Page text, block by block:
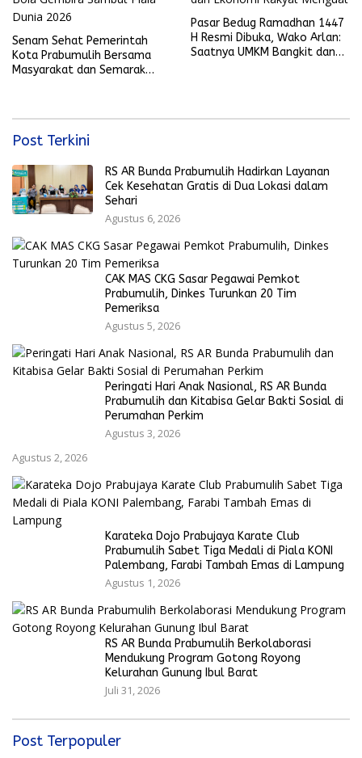
Senam Sehat Pemerintah
Kota Prabumulih Bersama
Masyarakat dan Semarak
Pasar Bedug Ramadhan 1447
H Resmi Dibuka, Wako Arlan:
Saatnya UMKM Bangkit dan
Post Terkini
RS AR Bunda Prabumulih Hadirkan Layanan
Cek Kesehatan Gratis di Dua Lokasi dalam
Sehari
Agustus 6, 2026
CAK MAS CKG Sasar Pegawai Pemkot
Prabumulih, Dinkes Turunkan 20 Tim
Pemeriksa
Agustus 5, 2026
Peringati Hari Anak Nasional, RS AR Bunda
Prabumulih dan Kitabisa Gelar Bakti Sosial di
Perumahan Perkim
Agustus 3, 2026
Agustus 2, 2026
Karateka Dojo Prabujaya Karate Club
Prabumulih Sabet Tiga Medali di Piala KONI
Palembang, Farabi Tambah Emas di Lampung
Agustus 1, 2026
RS AR Bunda Prabumulih Berkolaborasi
Mendukung Program Gotong Royong
Kelurahan Gunung Ibul Barat
Juli 31, 2026
Post Terpopuler